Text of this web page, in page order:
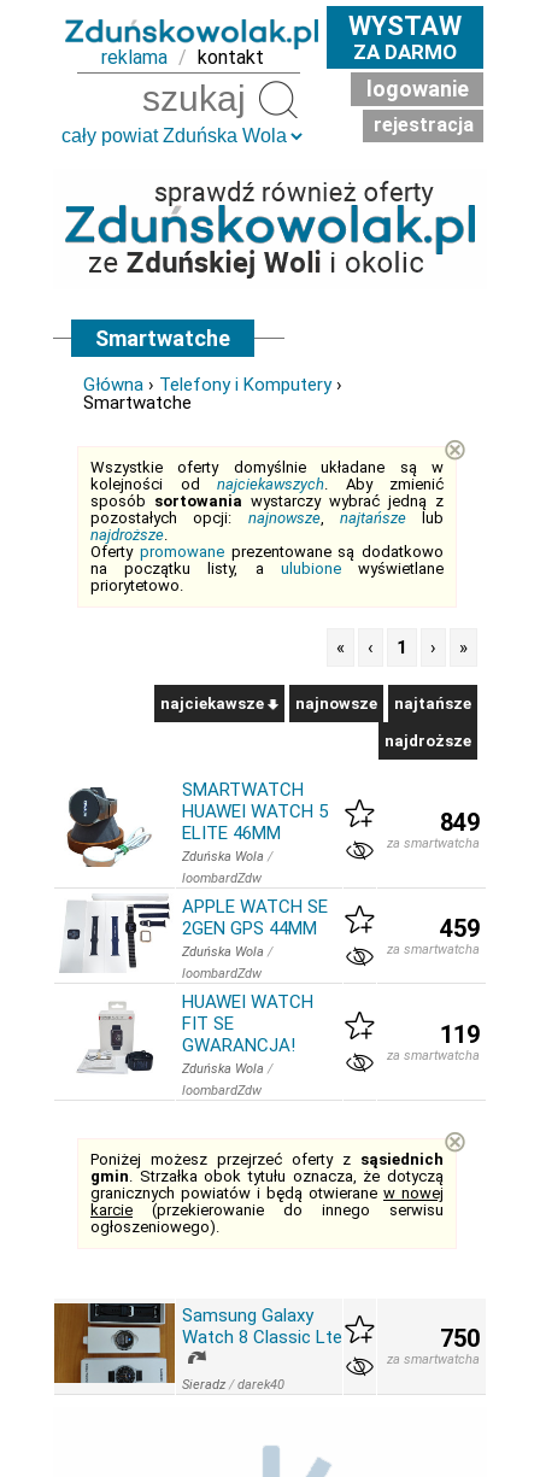
reklama / kontakt
WYSTAW
ZA DARMO
logowanie
rejestracja
Smartwatche
Główna › Telefony i Komputery›
Smartwatche
Wszystkie oferty domyślnie układane są w
kolejności od najciekawszych. Aby zmienić
sposób sortowania wystarczy wybrać jedną z
pozostałych opcji: najnowsze, najtańszelub
najdroższe.
Oferty promowaneprezentowane są dodatkowo
na początku listy, a ulubionewyświetlane
priorytetowo.
⊗
« ‹ 1 › »
najciekawsze najnowsze najtańsze
najdroższe
SMARTWATCH
HUAWEI WATCH 5
ELITE 46MM
Zduńska Wola /
loombardZdw
849
za smartwatcha
APPLE WATCH SE
2GEN GPS 44MM
Zduńska Wola /
loombardZdw
459
za smartwatcha
HUAWEI WATCH
FIT SE
GWARANCJA!
Zduńska Wola /
loombardZdw
119
za smartwatcha
Poniżej możesz przejrzeć oferty z sąsiednich
gmin. Strzałka obok tytułu oznacza, że dotyczą
granicznych powiatów i będą otwierane w nowej
karcie (przekierowanie do innego serwisu
ogłoszeniowego).
⊗
Samsung Galaxy
Watch 8 Classic Lte
Sieradz /darek40
750
za smartwatcha